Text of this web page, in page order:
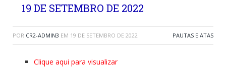
19 DE SETEMBRO DE 2022
POR CR2-ADMIN3 EM 19 DE SETEMBRO DE 2022 PAUTAS E ATAS
Clique aqui para visualizar